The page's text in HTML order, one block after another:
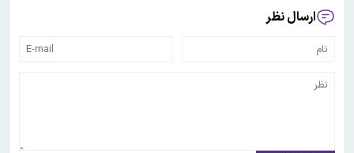
ارسال نظر